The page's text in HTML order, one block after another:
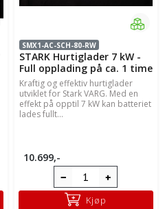
SMX1-AC-SCH-80-RW
STARK Hurtiglader 7 kW -
Full opplading på ca. 1 time
Kraftig og effektiv hurtiglader
utviklet for Stark VARG. Med en
effekt på opptil 7 kW kan batteriet
lades fullt...
10.699,-
Kjøp